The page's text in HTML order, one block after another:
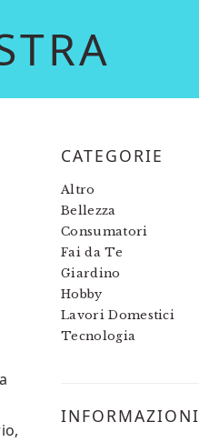
PRIMARY
SIDEBAR
CATEGORIE
Altro
Bellezza
Consumatori
Fai da Te
Giardino
Hobby
Lavori Domestici
Tecnologia
INFORMAZIONI